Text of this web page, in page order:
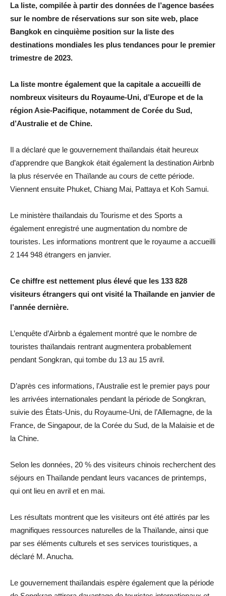
La liste, compilée à partir des données de l’agence basées
sur le nombre de réservations sur son site web, place
Bangkok en cinquième position sur la liste des
destinations mondiales les plus tendances pour le premier
trimestre de 2023.
La liste montre également que la capitale a accueilli de
nombreux visiteurs du Royaume-Uni, d’Europe et de la
région Asie-Pacifique, notamment de Corée du Sud,
d’Australie et de Chine.
Il a déclaré que le gouvernement thaïlandais était heureux
d’apprendre que Bangkok était également la destination Airbnb
la plus réservée en Thaïlande au cours de cette période.
Viennent ensuite Phuket, Chiang Mai, Pattaya et Koh Samui.
Le ministère thaïlandais du Tourisme et des Sports a
également enregistré une augmentation du nombre de
touristes. Les informations montrent que le royaume a accueilli
2 144 948 étrangers en janvier.
Ce chiffre est nettement plus élevé que les 133 828
visiteurs étrangers qui ont visité la Thaïlande en janvier de
l’année dernière.
L’enquête d’Airbnb a également montré que le nombre de
touristes thaïlandais rentrant augmentera probablement
pendant Songkran, qui tombe du 13 au 15 avril.
D’après ces informations, l’Australie est le premier pays pour
les arrivées internationales pendant la période de Songkran,
suivie des États-Unis, du Royaume-Uni, de l’Allemagne, de la
France, de Singapour, de la Corée du Sud, de la Malaisie et de
la Chine.
Selon les données, 20 % des visiteurs chinois recherchent des
séjours en Thaïlande pendant leurs vacances de printemps,
qui ont lieu en avril et en mai.
Les résultats montrent que les visiteurs ont été attirés par les
magnifiques ressources naturelles de la Thaïlande, ainsi que
par ses éléments culturels et ses services touristiques, a
déclaré M. Anucha.
Le gouvernement thaïlandais espère également que la période